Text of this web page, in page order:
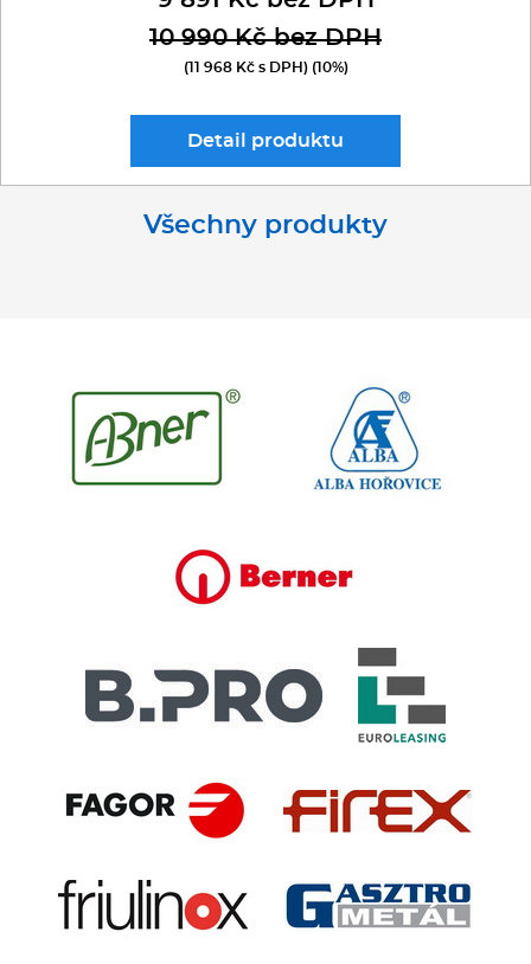
10 990 Kč bez DPH
(11 968 Kč s DPH) (10%)
Detail produktu
Všechny produkty